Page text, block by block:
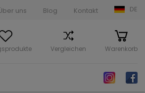
uns Blog Kontakt DE
Vergleichen Warenkorb